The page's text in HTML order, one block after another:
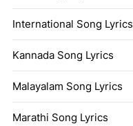
International Song Lyrics
Kannada Song Lyrics
Malayalam Song Lyrics
Marathi Song Lyrics